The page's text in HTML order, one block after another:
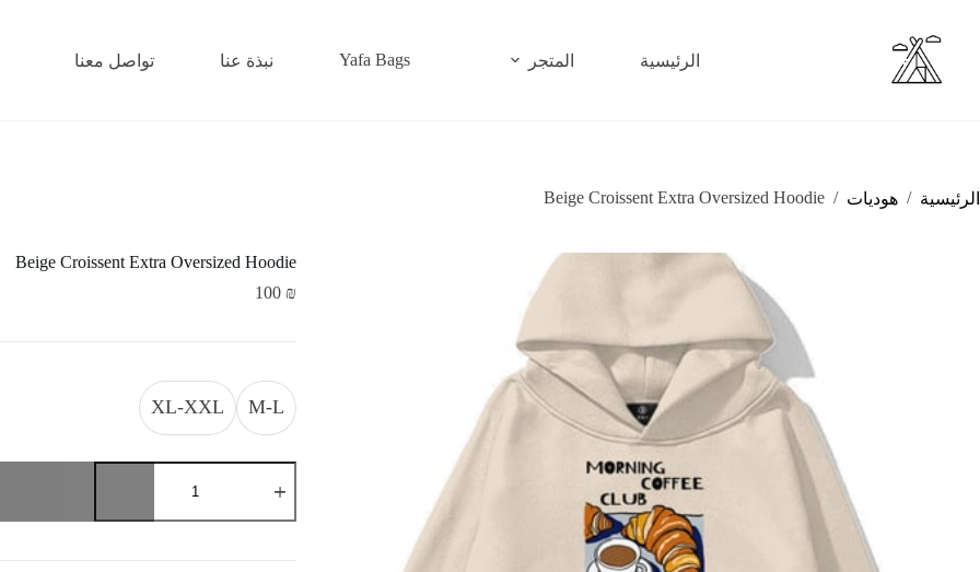
المحتوى
الرئيسية المتجر Yafa Bags نبذة عنا تواصل معنا
الرئيسية / هوديات /
Beige Croissent Extra Oversized Hoodie
Beige Croissent Extra Oversized Hoodie
100 ₪
M-L
XL-XXL
Beige
Extra